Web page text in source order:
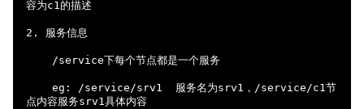
容为c1的描述
2. 服务信息
点内容服务srv1具体内容